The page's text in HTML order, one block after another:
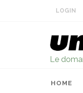
LOGIN
Le
HOME